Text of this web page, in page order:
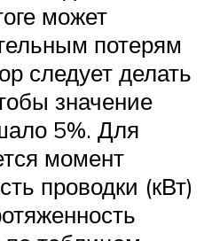
может
потерям
следует делать
значение
5%. Для
момент
проводки (кВт)